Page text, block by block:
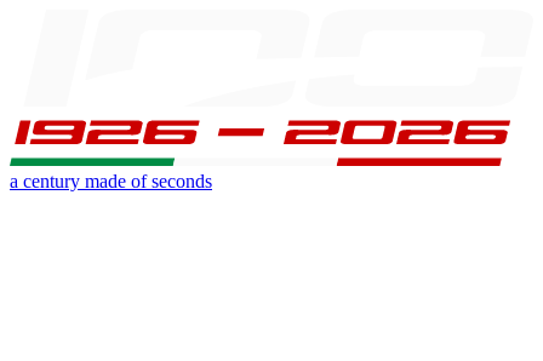
a century made of seconds